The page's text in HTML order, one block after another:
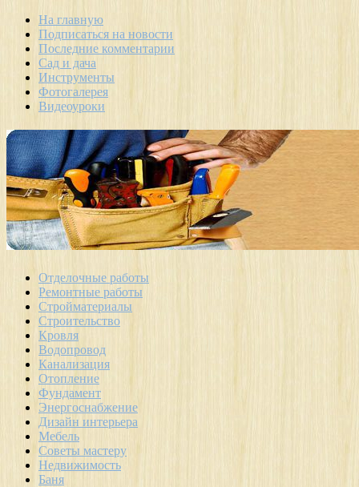
На главную
Подписаться на новости
Последние комментарии
Сад и дача
Инструменты
Фотогалерея
Видеоуроки
Отделочные работы
Ремонтные работы
Стройматериалы
Строительство
Кровля
Водопровод
Канализация
Отопление
Фундамент
Энергоснабжение
Дизайн интерьера
Мебель
Советы мастеру
Недвижимость
Баня